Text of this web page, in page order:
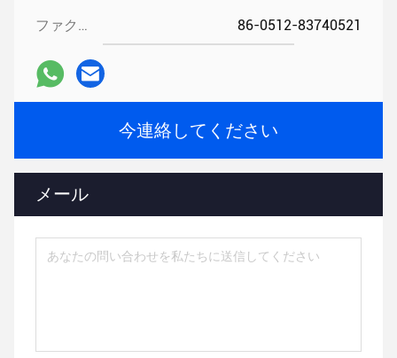
ファクシミリ:: 86-0512-83740521
今連絡してください
メール